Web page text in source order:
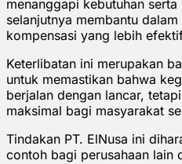
menanggapi kebutuhan
selanjutnya membantu
kompensasi yang lebih
Keterlibatan ini merupakan
untuk memastikan bahwa
berjalan dengan lancar,
maksimal bagi masyarakat
Tindakan PT. ElNusa ini
contoh bagi perusahaan lain